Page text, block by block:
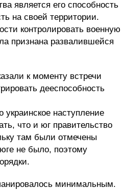
является его способность
на своей территории.
контролировать военную
признана развалившейся
к моменту встречи
дееспособность
украинское наступление
что и юг правительство
там были отмечены
не было, поэтому
минимальным.